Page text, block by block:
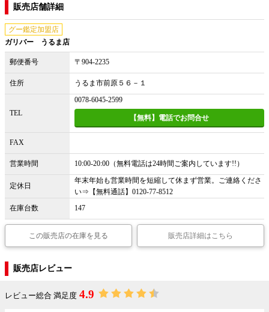
販売店舗詳細
グー鑑定加盟店
ガリバー うるま店
郵便番号 〒904-2235
住所 うるま市前原５６－１
TEL
0078-6045-2599
【無料】電話でお問合せ
FAX
営業時間 10:00-20:00（無料電話は24時間ご案内しています!!）
定休日
年末年始も営業時間を短縮して休まず営業。ご連絡くださ
い⇒【無料通話】0120-77-8512
在庫台数
147
この販売店の在庫を見る 販売店詳細はこちら
販売店レビュー
レビュー総合 満足度 4.9